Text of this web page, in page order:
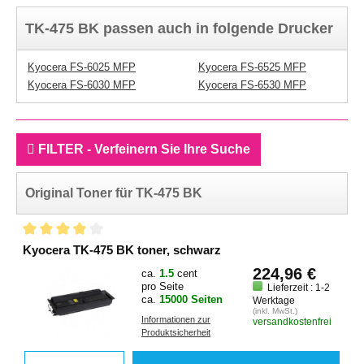
TK-475 BK passen auch in folgende Drucker
Kyocera FS-6025 MFP
Kyocera FS-6030 MFP
Kyocera FS-6525 MFP
Kyocera FS-6530 MFP
FILTER - Verfeinern Sie Ihre Suche
Original Toner für TK-475 BK
Kyocera TK-475 BK toner, schwarz
ca. 1.5 cent
pro Seite
ca. 15000 Seiten
Informationen zur
Produktsicherheit
224,96 €
Lieferzeit : 1-2
Werktage
(inkl. MwSt.)
versandkostenfrei